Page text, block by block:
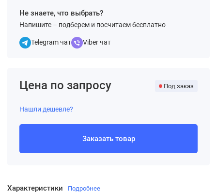
Не знаете, что выбрать?
Напишите – подберем и посчитаем бесплатно
Telegram чат Viber чат
Характеристики Подробнее
Цена по запросу Под заказ
Нашли дешевле?
Заказать товар